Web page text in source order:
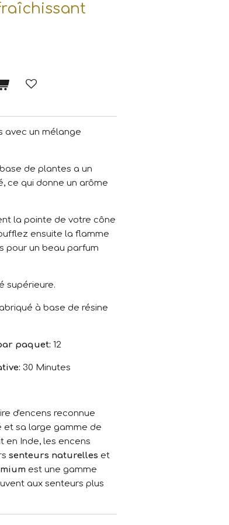
avec un mélange
de plantes a un
ce qui donne un arôme
la pointe de votre cône
ensuite la flamme
pour un beau parfum
supérieure.
à base de résine
paquet: 12
30 Minutes
d'encens reconnue
et sa large gamme de
en Inde, les encens
senteurs naturelles et
est une gamme
aux senteurs plus